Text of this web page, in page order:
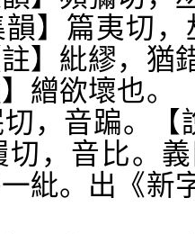
】篇夷切，
】紕繆，猶
繒欲壞也
，音蹁。【
切，音比。
紕。出《